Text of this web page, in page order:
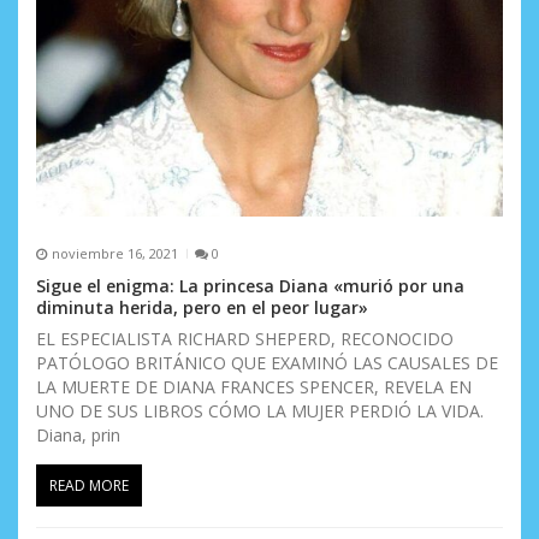
a
d
a
s
noviembre 16, 2021 0
Sigue el enigma: La princesa Diana «murió por una
diminuta herida, pero en el peor lugar»
EL ESPECIALISTA RICHARD SHEPERD, RECONOCIDO
PATÓLOGO BRITÁNICO QUE EXAMINÓ LAS CAUSALES DE
LA MUERTE DE DIANA FRANCES SPENCER, REVELA EN
UNO DE SUS LIBROS CÓMO LA MUJER PERDIÓ LA VIDA.
Diana, prin
READ MORE